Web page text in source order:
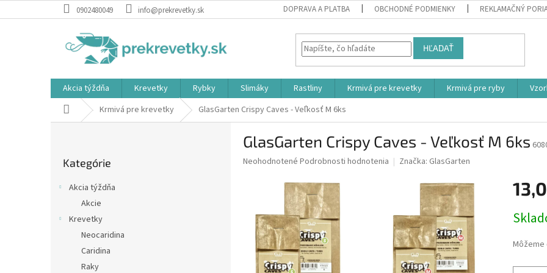
na
0902480049 info@prekrevetky.sk DOPRAVA A PLATBA OBCHODNÉ PODMIENKY REKLAMAČNÝ
HĽADAŤ
Akcia týždňa Krevetky Rybky Slimáky Rastliny Krmivá pre krevetky Krmivá pre ryby
DomovKrmivá pre krevetky GlasGarten Crispy Caves - Veľkosť M 6ks
kategórie
Kategórie
Akcia týždňa
Akcie
Krevetky
Neocaridina
Caridina
Raky
GlasGarten Crispy Caves - Veľkosť M 6ks
Priemerné
hviezdičiek.
Neohodnotené Podrobnosti hodnotenia Značka: GlasGarten
cena: